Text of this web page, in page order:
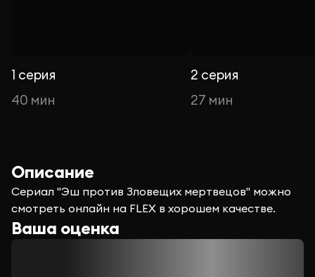
1 серия
40 мин
2 серия
27 мин
Описание
Сериал "Эш против Зловещих мертвецов" можно
смотреть онлайн на FLEX в хорошем качестве.
Ваша оценка